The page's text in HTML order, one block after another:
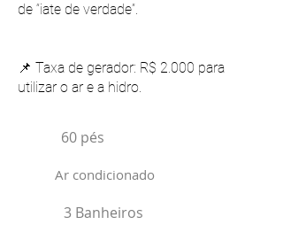
de “iate de verdade”.
📌 Taxa de gerador: R$ 2.000 para
utilizar o ar e a hidro.
60 pés
Ar condicionado
3 Banheiros